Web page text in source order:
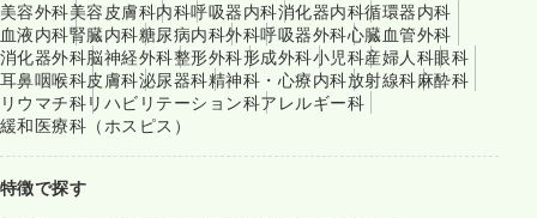
美容外科美容皮膚科内科呼吸器内科消化器内科循環器内科
血液内科腎臓内科糖尿病内科外科呼吸器外科心臓血管外科
消化器外科脳神経外科整形外科形成外科小児科産婦人科眼科
耳鼻咽喉科皮膚科泌尿器科精神科・心療内科放射線科麻酔科
リウマチ科リハビリテーション科アレルギー科
緩和医療科（ホスピス）
特徴で探す